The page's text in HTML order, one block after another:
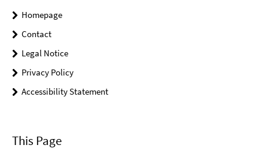
Homepage
Contact
Legal Notice
Privacy Policy
Accessibility Statement
This Page